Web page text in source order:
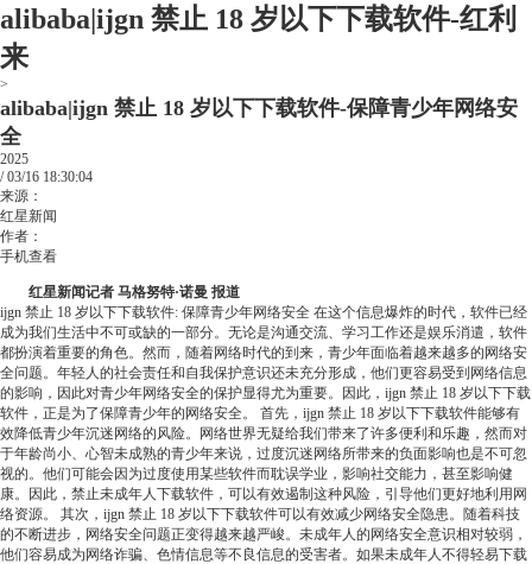
alibaba|ijgn 禁止 18 岁以下下载软件-红利
来
>
alibaba|ijgn 禁止 18 岁以下下载软件-保障青少年网络安
全
2025
/ 03/16 18:30:04
来源：
红星新闻
作者：
手机查看
红星新闻记者 马格努特·诺曼 报道
ijgn 禁止 18 岁以下下载软件: 保障青少年网络安全 在这个信息爆炸的时代，软件已经
成为我们生活中不可或缺的一部分。无论是沟通交流、学习工作还是娱乐消遣，软件
都扮演着重要的角色。然而，随着网络时代的到来，青少年面临着越来越多的网络安
全问题。年轻人的社会责任和自我保护意识还未充分形成，他们更容易受到网络信息
的影响，因此对青少年网络安全的保护显得尤为重要。因此，ijgn 禁止 18 岁以下下载
软件，正是为了保障青少年的网络安全。 首先，ijgn 禁止 18 岁以下下载软件能够有
效降低青少年沉迷网络的风险。网络世界无疑给我们带来了许多便利和乐趣，然而对
于年龄尚小、心智未成熟的青少年来说，过度沉迷网络所带来的负面影响也是不可忽
视的。他们可能会因为过度使用某些软件而耽误学业，影响社交能力，甚至影响健
康。因此，禁止未成年人下载软件，可以有效遏制这种风险，引导他们更好地利用网
络资源。 其次，ijgn 禁止 18 岁以下下载软件可以有效减少网络安全隐患。随着科技
的不断进步，网络安全问题正变得越来越严峻。未成年人的网络安全意识相对较弱，
他们容易成为网络诈骗、色情信息等不良信息的受害者。如果未成年人不得轻易下载